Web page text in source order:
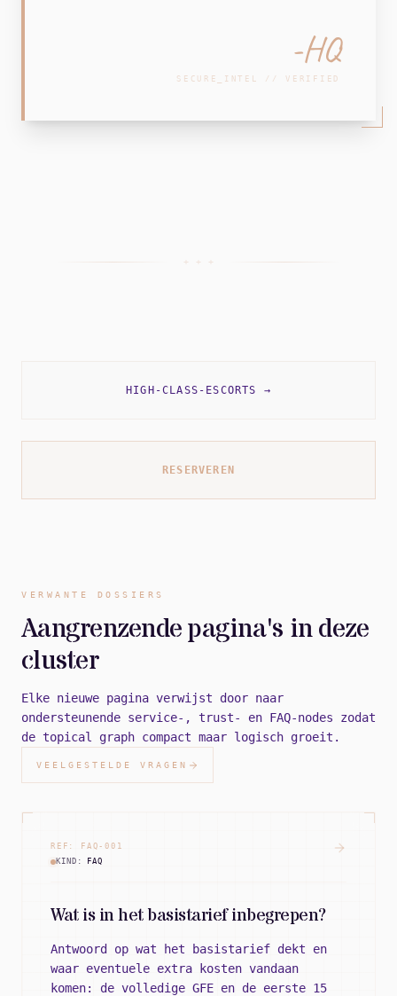
-HQ
SECURE_INTEL // VERIFIED
+ + +
HIGH-CLASS-ESCORTS →
RESERVEREN
VERWANTE DOSSIERS
Aangrenzende pagina's in deze
cluster
Elke nieuwe pagina verwijst door naar
ondersteunende service-, trust- en FAQ-nodes zodat
de topical graph compact maar logisch groeit.
VEELGESTELDE VRAGEN
REF: FAQ -001
KIND:
FAQ
Wat is in het basistarief inbegrepen?
Antwoord op wat het basistarief dekt en
waar eventuele extra kosten vandaan
komen: de volledige GFE en de eerste 15